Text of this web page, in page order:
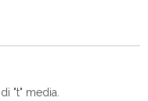
"t" media.